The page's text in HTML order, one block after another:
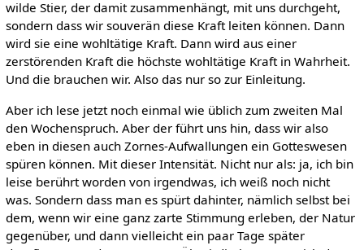
wilde Stier, der damit zusammenhängt, mit uns durchgeht,
sondern dass wir souverän diese Kraft leiten können. Dann
wird sie eine wohltätige Kraft. Dann wird aus einer
zerstörenden Kraft die höchste wohltätige Kraft in Wahrheit.
Und die brauchen wir. Also das nur so zur Einleitung.
Aber ich lese jetzt noch einmal wie üblich zum zweiten Mal
den Wochenspruch. Aber der führt uns hin, dass wir also
eben in diesen auch Zornes-Aufwallungen ein Gotteswesen
spüren können. Mit dieser Intensität. Nicht nur als: ja, ich bin
leise berührt worden von irgendwas, ich weiß noch nicht
was. Sondern dass man es spürt dahinter, nämlich selbst bei
dem, wenn wir eine ganz zarte Stimmung erleben, der Natur
gegenüber, und dann vielleicht ein paar Tage später